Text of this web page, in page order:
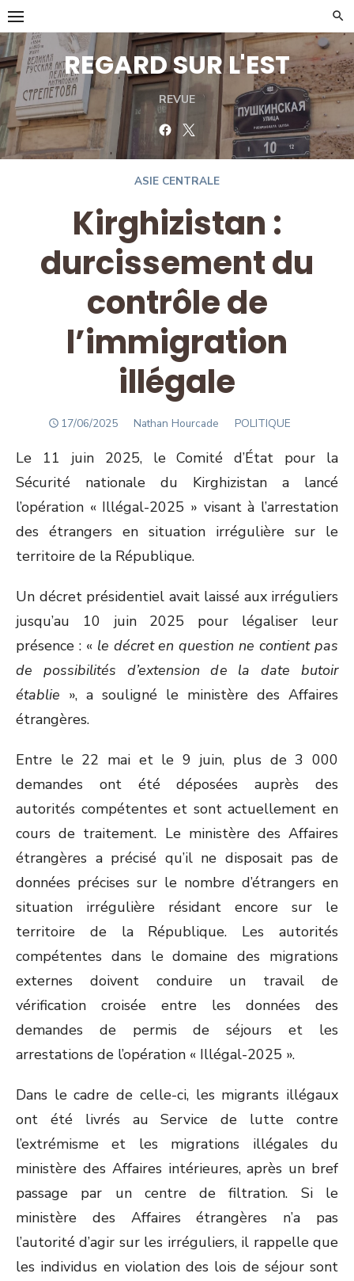
Skip
to
content
REGARD SUR L'EST
REVUE
FacebookTwitter
ASIE CENTRALE
Kirghizistan :
durcissement du
contrôle de
l’immigration
illégale
POSTED
17/06/2025 Author
Nathan Hourcade POLITIQUE
Le 11 juin 2025, le Comité d’État pour la
Sécurité nationale du Kirghizistan a lancé
l’opération « Illégal-2025 » visant à l’arrestation
des étrangers en situation irrégulière sur le
territoire de la République.
Un décret présidentiel avait laissé aux irréguliers
jusqu’au 10 juin 2025 pour légaliser leur
présence : « le décret en question ne contient pas
de possibilités d’extension de la date butoir
établie », a souligné le ministère des Affaires
étrangères.
Entre le 22 mai et le 9 juin, plus de 3 000
demandes ont été déposées auprès des
autorités compétentes et sont actuellement en
cours de traitement. Le ministère des Affaires
étrangères a précisé qu’il ne disposait pas de
données précises sur le nombre d’étrangers en
situation irrégulière résidant encore sur le
territoire de la République. Les autorités
compétentes dans le domaine des migrations
externes doivent conduire un travail de
vérification croisée entre les données des
demandes de permis de séjours et les
arrestations de l’opération « Illégal-2025 ».
Dans le cadre de celle-ci, les migrants illégaux
ont été livrés au Service de lutte contre
l’extrémisme et les migrations illégales du
ministère des Affaires intérieures, après un bref
passage par un centre de filtration. Si le
ministère des Affaires étrangères n’a pas
l’autorité d’agir sur les irréguliers, il rappelle que
les individus en violation des lois de séjour sont